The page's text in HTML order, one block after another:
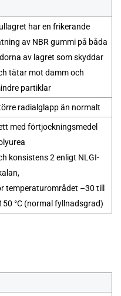
har en frikerande
av NBR gummi på båda
av lagret som skyddar
tätar mot damm och
partiklar
radialglapp än normalt
med förtjockningsmedel
konsistens 2 enligt NLGI-
temperaturområdet –30 till
°C (normal fyllnadsgrad)